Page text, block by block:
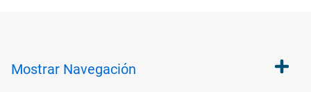
Mostrar Navegación